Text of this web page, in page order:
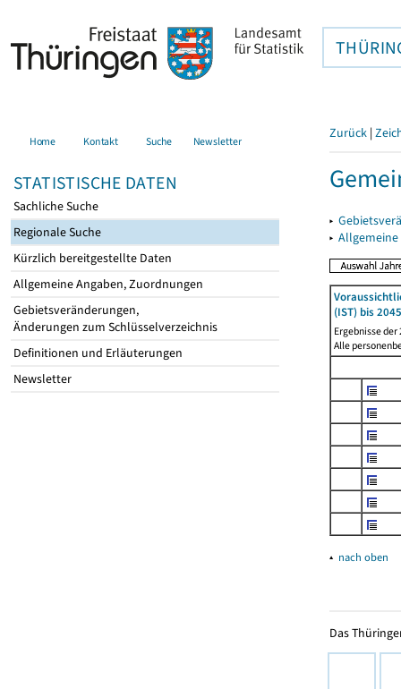
Home Kontakt Suche Newsletter
STATISTISCHE DATEN
Sachliche Suche
Regionale Suche
Kürzlich bereitgestellte Daten
Allgemeine Angaben, Zuordnungen
Gebietsveränderungen,
Änderungen zum Schlüsselverzeichnis
Definitionen und Erläuterungen
Newsletter
Zurück |
▸
▸
(IST) bis
Ergebnisse
Alle
▴ nach oben
Das